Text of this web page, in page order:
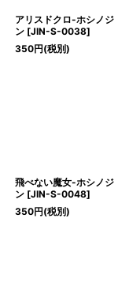
アリスドクロ-ホシノジ
ン [JIN-S-0038]
350円(税別)
飛べない魔女-ホシノジ
ン [JIN-S-0048]
350円(税別)